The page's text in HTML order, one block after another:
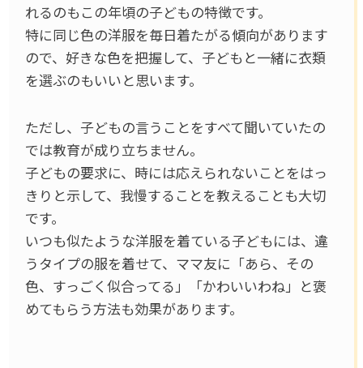
れるのもこの年頃の子どもの特徴です。
特に同じ色の洋服を毎日着たがる傾向があります
ので、好きな色を把握して、子どもと一緒に衣類
を選ぶのもいいと思います。
ただし、子どもの言うことをすべて聞いていたの
では教育が成り立ちません。
子どもの要求に、時には応えられないことをはっ
きりと示して、我慢することを教えることも大切
です。
いつも似たような洋服を着ている子どもには、違
うタイプの服を着せて、ママ友に「あら、その
色、すっごく似合ってる」「かわいいわね」と褒
めてもらう方法も効果があります。